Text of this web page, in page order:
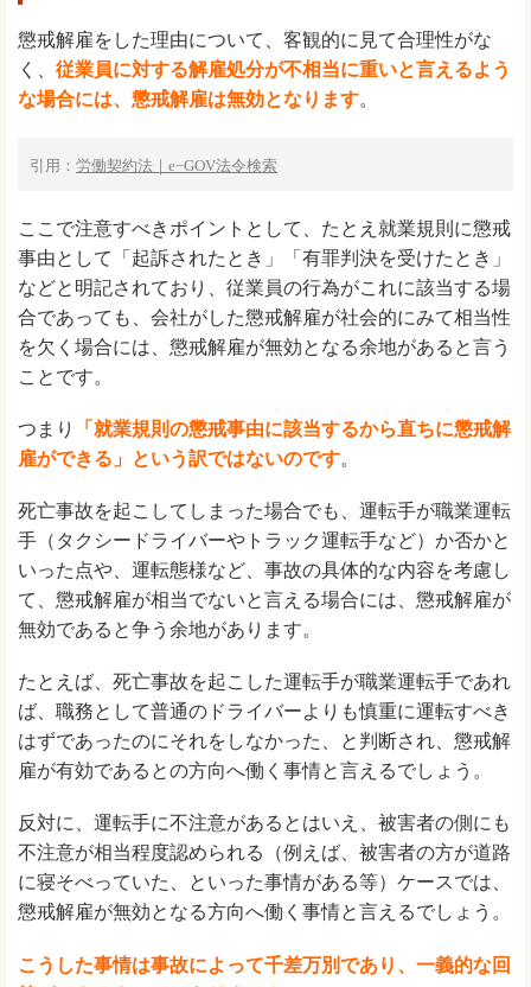
懲戒解雇をした理由について、客観的に見て合理性がな
く、 従業員に対する解雇処分が不相当に重いと言えるよう
な場合には、懲戒解雇は無効となります。
引用： 労働契約法｜e−GOV法令検索
ここで注意すべきポイントとして、たとえ就業規則に懲戒
事由として「起訴されたとき」「有罪判決を受けたとき」
などと明記されており、従業員の行為がこれに該当する場
合であっても、会社がした懲戒解雇が社会的にみて相当性
を欠く場合には、懲戒解雇が無効となる余地があると言う
ことです。
つまり
「就業規則の懲戒事由に該当するから直ちに懲戒解
雇ができる」という訳ではないのです。
死亡事故を起こしてしまった場合でも、運転手が職業運転
手（タクシードライバーやトラック運転手など）か否かと
いった点や、運転態様など、事故の具体的な内容を考慮し
て、懲戒解雇が相当でないと言える場合には、懲戒解雇が
無効であると争う余地があります。
たとえば、死亡事故を起こした運転手が職業運転手であれ
ば、職務として普通のドライバーよりも慎重に運転すべき
はずであったのにそれをしなかった、と判断され、懲戒解
雇が有効であるとの方向へ働く事情と言えるでしょう。
反対に、運転手に不注意があるとはいえ、被害者の側にも
不注意が相当程度認められる（例えば、被害者の方が道路
に寝そべっていた、といった事情がある等）ケースでは、
懲戒解雇が無効となる方向へ働く事情と言えるでしょう。
こうした事情は事故によって千差万別であり、一義的な回